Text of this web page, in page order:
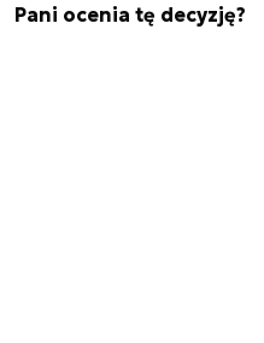
Pani ocenia tę decyzję?